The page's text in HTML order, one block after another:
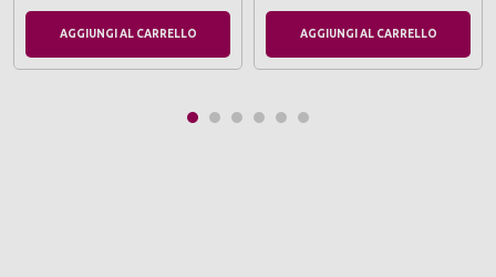
AGGIUNGI AL CARRELLO AGGIUNGI AL CARRELLO